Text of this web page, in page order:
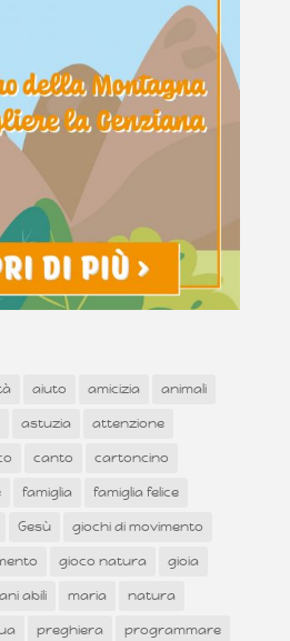
aiuto amicizia
animali
astuzia
attenzione
canto
cartoncino
famiglia
famiglia felice
Gesù
giochi di movimento
gioco natura
gioia
abili maria
natura
preghiera programmare